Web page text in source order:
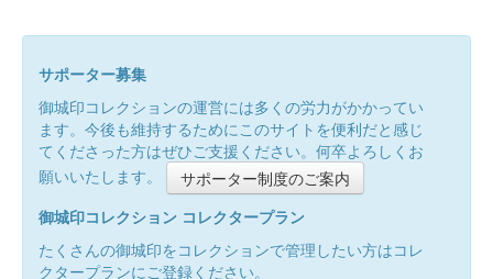
サポーター募集
御城印コレクションの運営には多くの労力がかかってい
ます。今後も維持するためにこのサイトを便利だと感じ
てくださった方はぜひご支援ください。何卒よろしくお
願いいたします。
サポーター制度のご案内
御城印コレクション コレクタープラン
たくさんの御城印をコレクションで管理したい方はコレ
クタープランにご登録ください。